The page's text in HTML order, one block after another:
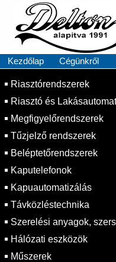
Kezdőlap Cégünkről
Riasztórendszerek
Riasztó és
Megfigyelőrendszerek
Tűzjelző rendszerek
Beléptetőrendszerek
Kaputelefonok
Kapuautomatizálás
Távközléstechnika
Szerelési anyagok,
Hálózati eszközök
Műszerek